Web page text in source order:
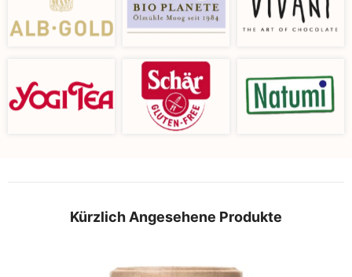
Kürzlich Angesehene Produkte